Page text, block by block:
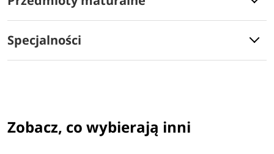
Specjalności
Zobacz, co wybierają inni